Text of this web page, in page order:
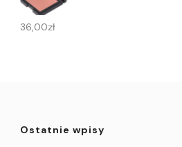
36,00zł
Ostatnie wpisy